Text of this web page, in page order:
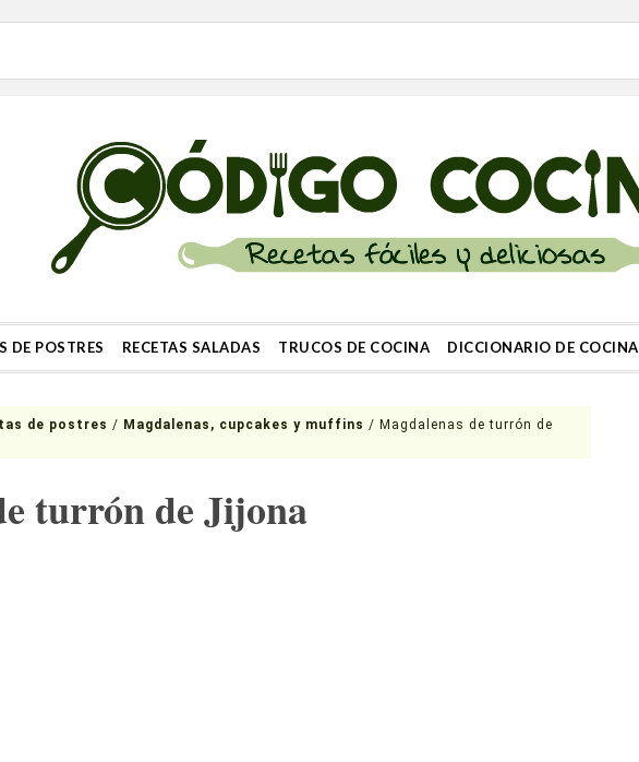
DE POSTRES RECETAS SALADAS TRUCOS DE COCINA DICCIONARIO DE COCINA
de postres / Magdalenas, cupcakes y muffins / Magdalenas de turrón de
turrón de Jijona